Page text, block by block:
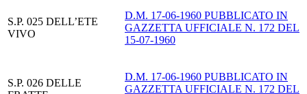
S.P. 025 DELL’ETE
VIVO
D.M. 17-06-1960 PUBBLICATO IN
GAZZETTA UFFICIALE N. 172 DEL
15-07-1960
S.P. 026 DELLE
D.M. 17-06-1960 PUBBLICATO IN
GAZZETTA UFFICIALE N. 172 DEL